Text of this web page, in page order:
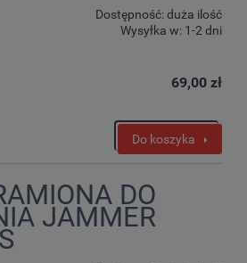
Dostępność:duża ilość
Wysyłka w: 1-2 dni
69,00 zł
Do koszyka
DO
JAMMER